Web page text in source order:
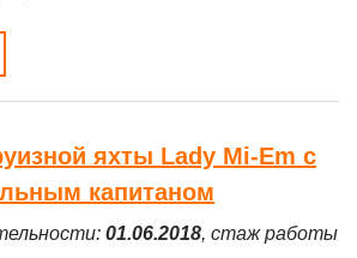
яхты Lady Mi-Em с
капитаном
01.06.2018, стаж работы